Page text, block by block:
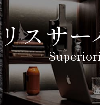
スサ